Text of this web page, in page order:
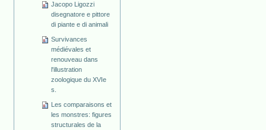
Jacopo Ligozzi
disegnatore e pittore
di piante e di animali
Survivances
médiévales et
renouveau dans
l'illustration
zoologique du XVIe
s.
Les comparaisons et
les monstres: figures
structurales de la